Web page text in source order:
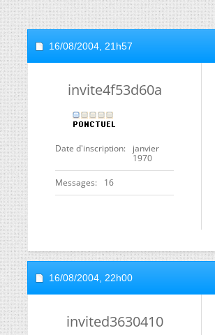
16/08/2004, 21h57
invite4f53d60a
Date d'inscription
janvier
1970
Messages 16
16/08/2004, 22h00
invited3630410